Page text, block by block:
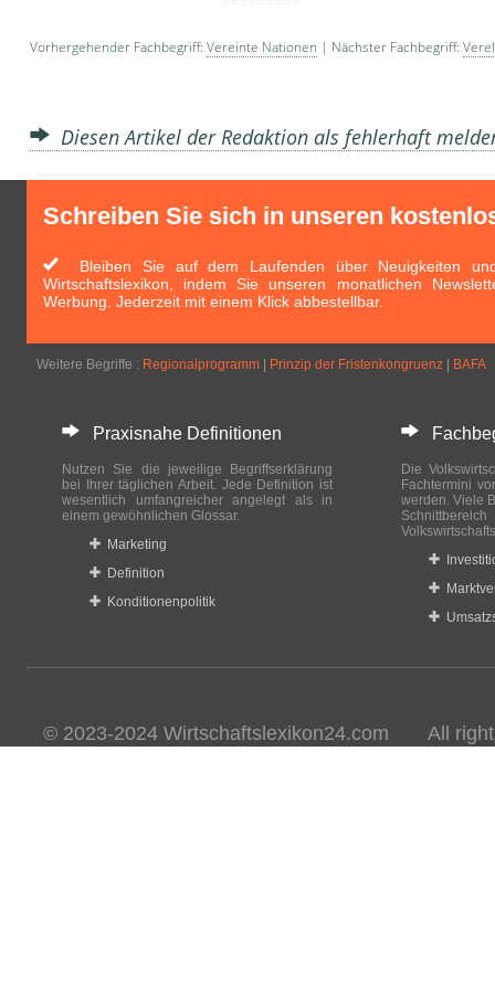
Vorhergehender Fachbegriff: Vereinte Nationen | Nächster Fachbegriff:
Diesen Artikel der Redaktion als fehlerhaft
Schreiben Sie sich in unseren
Bleiben Sie auf dem Laufenden über Neuigkeiten
Wirtschaftslexikon, indem Sie unseren monatlichen
Werbung. Jederzeit mit einem Klick abbestellbar.
Weitere Begriffe : Regionalprogramm Prinzip der Fristenkongruenz BAFA
Praxisnahe Definitionen
Nutzen Sie die jeweilige Begriffserklärung
bei Ihrer täglichen Arbeit. Jede Definition ist
wesentlich umfangreicher angelegt als in
einem gewöhnlichen Glossar.
Marketing
Definition
Konditionenpolitik
Die
Fachtermini
werden. Viele
© 2023-2024 Wirtschaftslexikon24.com All